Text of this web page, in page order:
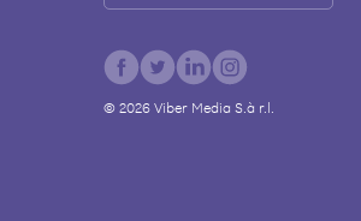
© 2026Viber Media S.à r.l.